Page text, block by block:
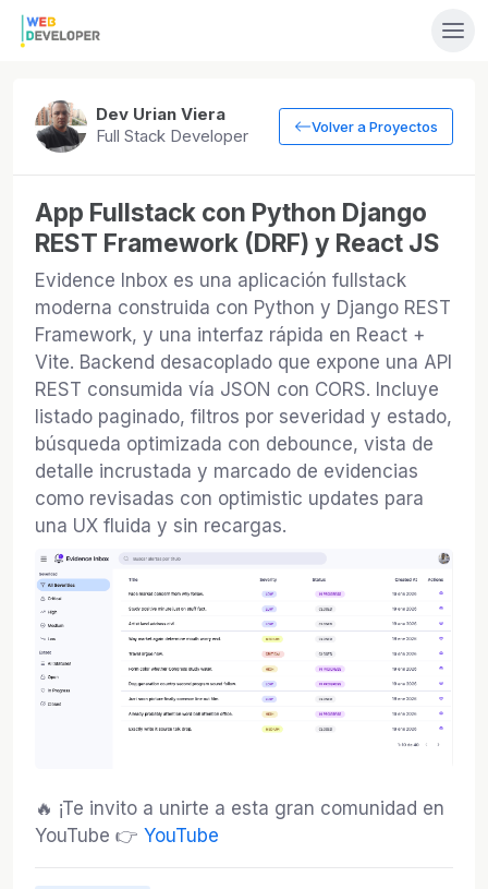
Dev Urian Viera
Full Stack Developer
Volver a Proyectos
App Fullstack con Python Django
REST Framework (DRF) y React JS
Evidence Inbox es una aplicación fullstack
moderna construida con Python y Django REST
Framework, y una interfaz rápida en React +
Vite. Backend desacoplado que expone una API
REST consumida vía JSON con CORS. Incluye
listado paginado, filtros por severidad y estado,
búsqueda optimizada con debounce, vista de
detalle incrustada y marcado de evidencias
como revisadas con optimistic updates para
una UX fluida y sin recargas.
🔥 ¡Te invito a unirte a esta gran comunidad en
YouTube 👉 YouTube